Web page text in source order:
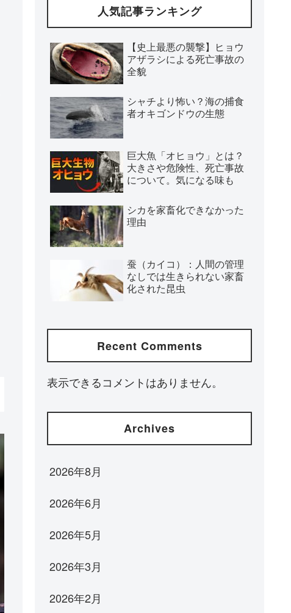
人気記事ランキング
【史上最悪の襲撃】ヒョウ
アザラシによる死亡事故の
全貌
シャチより怖い？海の捕食
者オキゴンドウの生態
巨大魚「オヒョウ」とは？
大きさや危険性、死亡事故
について。気になる味も
シカを家畜化できなかった
理由
蚕（カイコ）：人間の管理
なしでは生きられない家畜
化された昆虫
Recent Comments
表示できるコメントはありません。
Archives
2026年8月
2026年6月
2026年5月
2026年3月
2026年2月